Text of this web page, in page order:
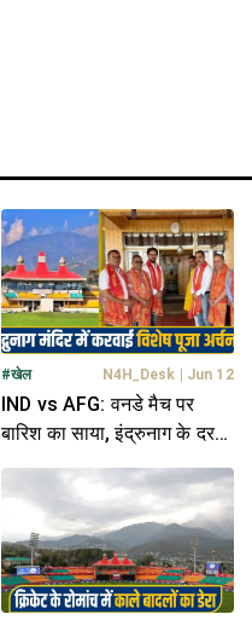
#खेल N4H_Desk Jun 12
IND vs AFG: वनडे मैच पर
बारिश का साया, इंद्रुनाग के दर
पहुंचे अनुराग संग HPCA; मांगा
आशीर्वाद